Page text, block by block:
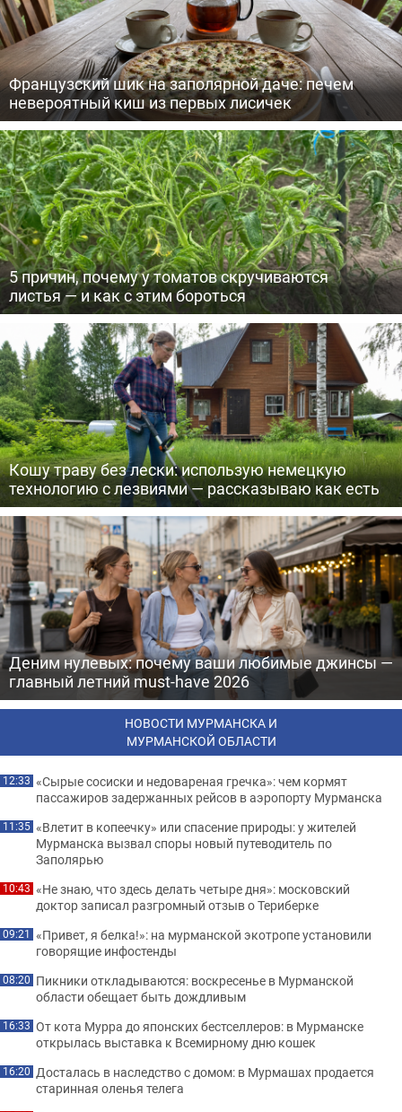
Французский шик на заполярной даче: печем
невероятный киш из первых лисичек
5 причин, почему у томатов скручиваются
листья — и как с этим бороться
Кошу траву без лески: использую немецкую
технологию с лезвиями — рассказываю как есть
Деним нулевых: почему ваши любимые джинсы —
главный летний must-have 2026
НОВОСТИ МУРМАНСКА И
МУРМАНСКОЙ ОБЛАСТИ
12:33 «Сырые сосиски и недовареная гречка»: чем кормят
пассажиров задержанных рейсов в аэропорту Мурманска
11:35 «Влетит в копеечку» или спасение природы: у жителей
Мурманска вызвал споры новый путеводитель по
Заполярью
10:43 «Не знаю, что здесь делать четыре дня»: московский
доктор записал разгромный отзыв о Териберке
09:21 «Привет, я белка!»: на мурманской экотропе установили
говорящие инфостенды
08:20 Пикники откладываются: воскресенье в Мурманской
области обещает быть дождливым
16:33 От кота Мурра до японских бестселлеров: в Мурманске
открылась выставка к Всемирному дню кошек
16:20 Досталась в наследство с домом: в Мурмашах продается
старинная оленья телега